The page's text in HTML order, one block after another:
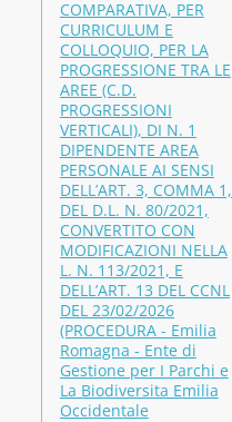
COMPARATIVA, PER
CURRICULUM E
COLLOQUIO, PER LA
PROGRESSIONE TRA LE
AREE (C.D.
PROGRESSIONI
VERTICALI), DI N. 1
DIPENDENTE AREA
PERSONALE AI SENSI
DELL’ART. 3, COMMA 1,
DEL D.L. N. 80/2021,
CONVERTITO CON
MODIFICAZIONI NELLA
L. N. 113/2021, E
DELL’ART. 13 DEL CCNL
DEL 23/02/2026
(PROCEDURA - Emilia
Romagna - Ente di
Gestione per I Parchi e
La Biodiversita Emilia
Occidentale